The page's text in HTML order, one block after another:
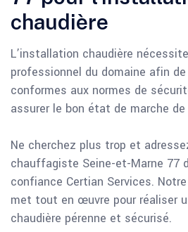
chaudière
L’installation chaudière
professionnel du domaine afin
conformes aux normes de
assurer le bon état de marche
Ne cherchez plus trop et
chauffagiste Seine-et-Marne 77
confiance Certian Services.
met tout en œuvre pour réaliser
chaudière pérenne et sécurisé.